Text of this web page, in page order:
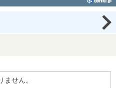
せん。